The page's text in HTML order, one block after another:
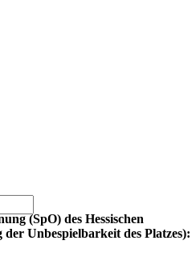
(SpO) des Hessischen
Unbespielbarkeit des Platzes):